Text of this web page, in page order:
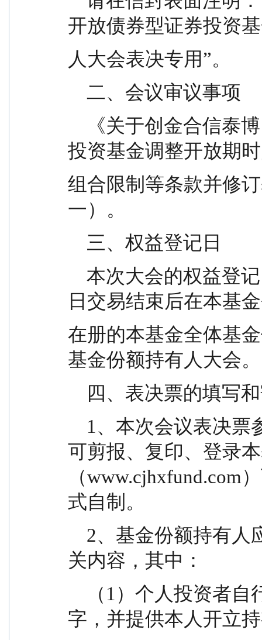
开放债券型证券投资
人大会表决专用”。
    二、会议审议事项
投资基金调整开放期
组合限制等条款并修
一）。
    三、权益登记日
日交易结束后在本基
在册的本基金全体基
基金份额持有人大会。
四、表决票的填写
可剪报、复印、登录
（www.cjhxfund.com
式自制。
关内容，其中：
字，并提供本人开立